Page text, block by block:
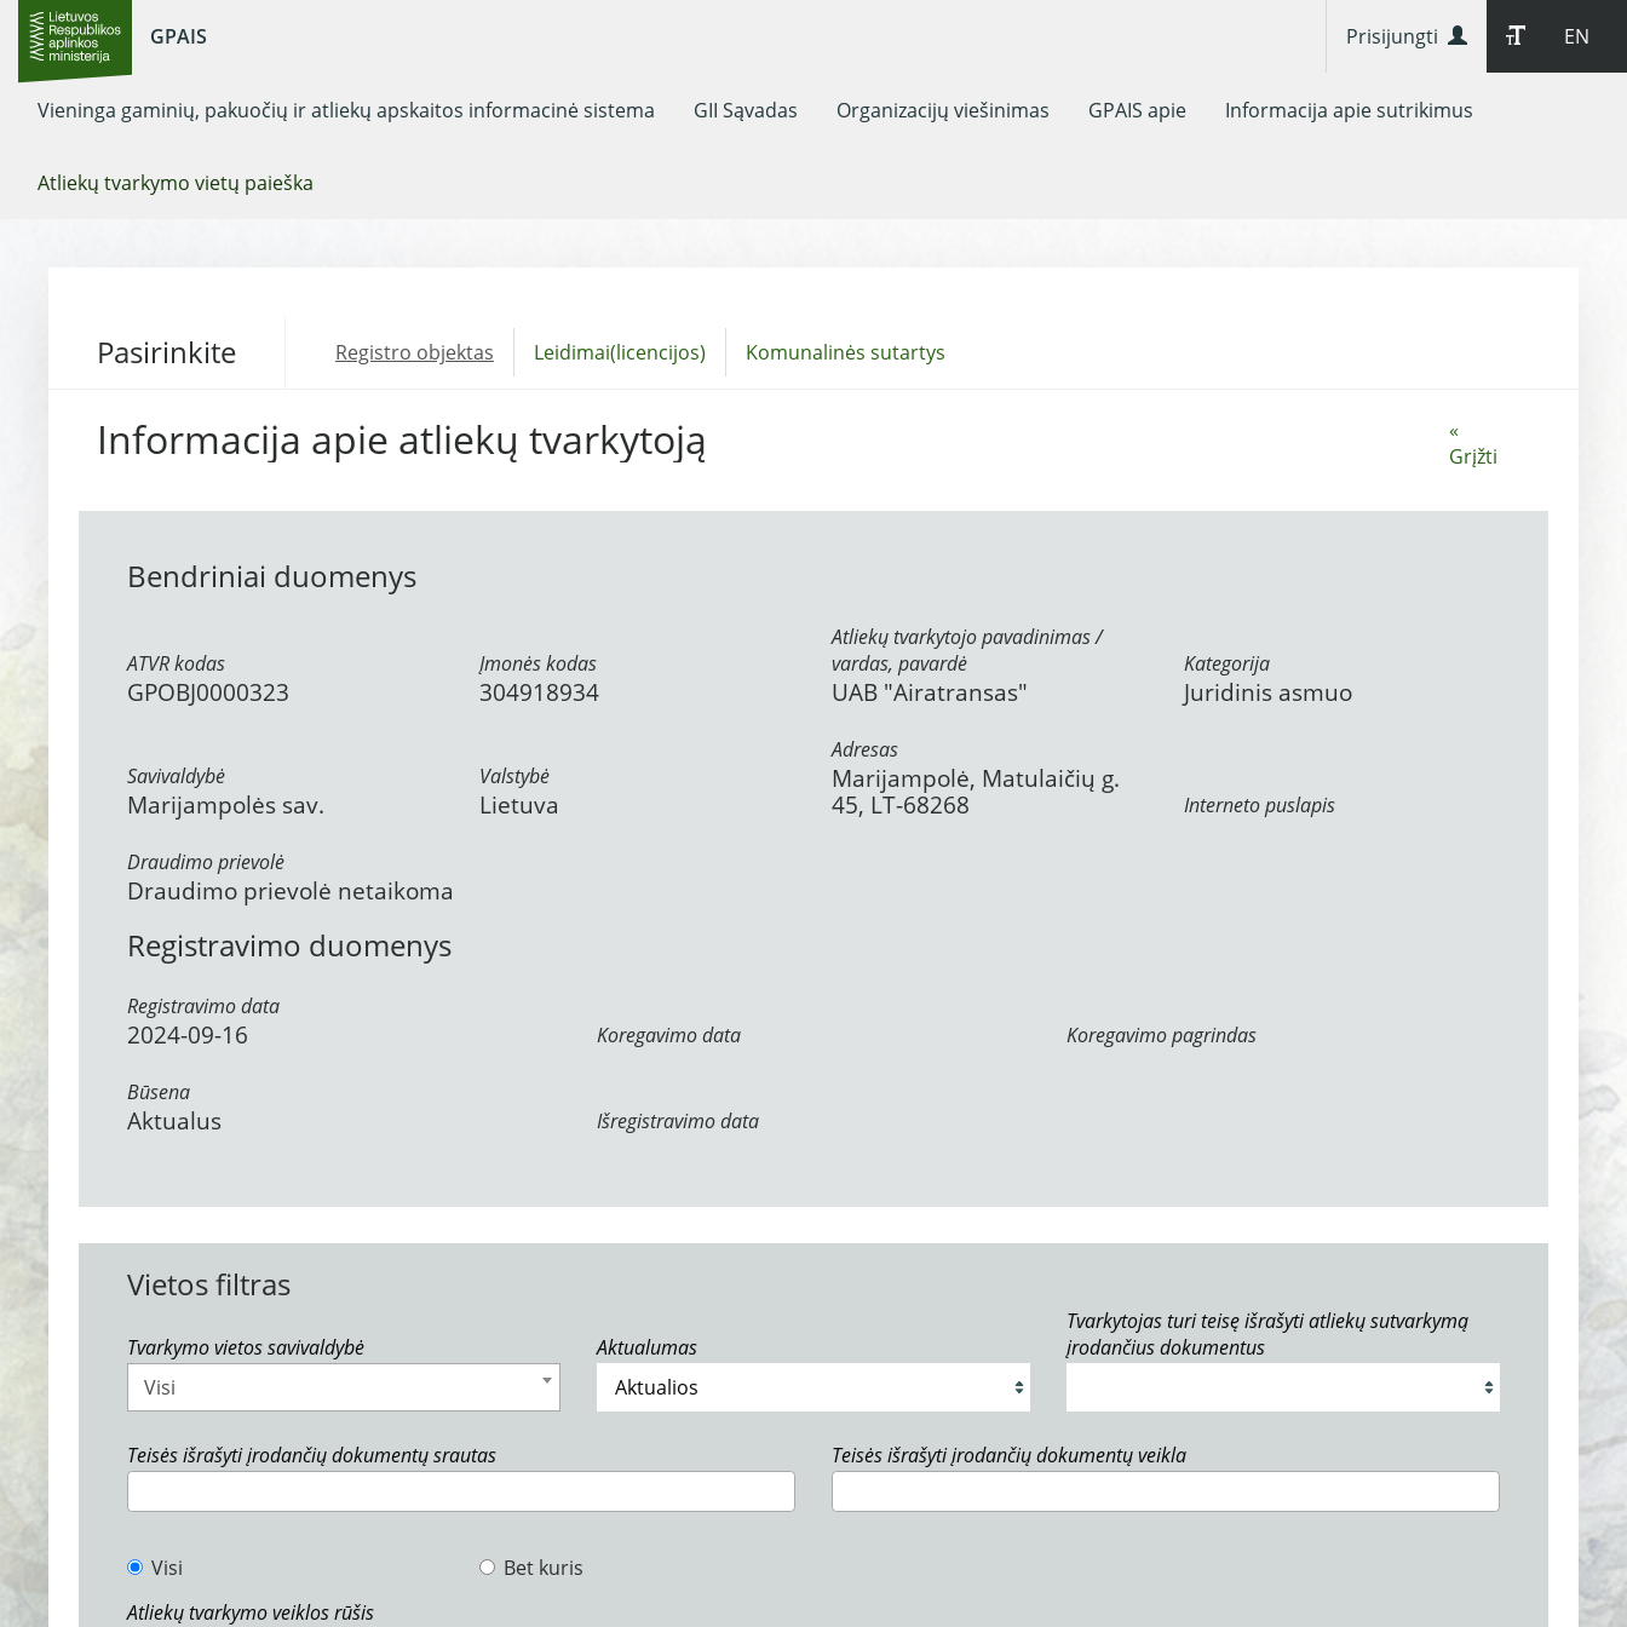
GPAIS EN
Prisijungti
Vieninga gaminių, pakuočių ir atliekų apskaitos informacinė sistema GII Sąvadas Organizacijų viešinimas GPAIS apie Informacija apie sutrikimus
Atliekų tvarkymo vietų paieška
Pasirinkite Registro objektas Leidimai(licencijos) Komunalinės sutartys
«
Grįžti
Informacija apie atliekų tvarkytoją
Bendriniai duomenys
ATVR kodas
GPOBJ0000323
Įmonės kodas
304918934
Atliekų tvarkytojo pavadinimas /
vardas, pavardė
UAB "Airatransas"
Kategorija
Juridinis asmuo
Savivaldybė
Marijampolės sav.
Valstybė
Lietuva
Adresas
Marijampolė, Matulaičių g.
45, LT-68268
Interneto puslapis
Draudimo prievolė
Draudimo prievolė netaikoma
Registravimo duomenys
Registravimo data
2024-09-16 Koregavimo data Koregavimo pagrindas
Būsena
Aktualus Išregistravimo data
Vietos filtras
Tvarkymo vietos savivaldybė
Visi
Aktualumas
Tvarkytojas turi teisę išrašyti atliekų sutvarkymą
įrodančius dokumentus
Teisės išrašyti įrodančių dokumentų srautas Teisės išrašyti įrodančių dokumentų veikla
Visi
Bet kuris
Atliekų tvarkymo veiklos rūšis